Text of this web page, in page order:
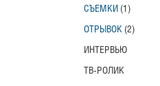
СЪЕМКИ (1)
ОТРЫВОК (2)
ИНТЕРВЬЮ
ТВ-РОЛИК